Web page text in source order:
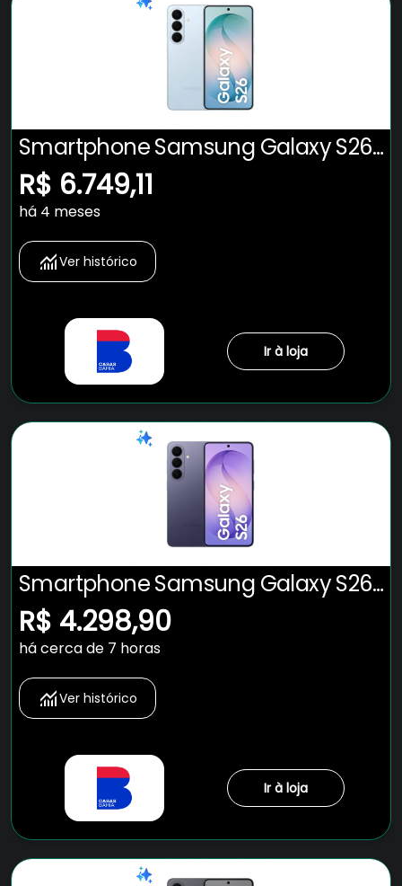
Smartphone Samsung Galaxy S26
5G Tela 6.3" 512GB Câmera 50MP -
Azul
R$ 6.749,11
há 4 meses
Ver histórico
Ir à loja
Smartphone Samsung Galaxy S26
5G Tela 6.3" 256GB Câmera 50MP -
CEL. SAMSUNG GALAXY S26 5G
256GB VIOLETA
R$ 4.298,90
há cerca de 7 horas
Ver histórico
Ir à loja